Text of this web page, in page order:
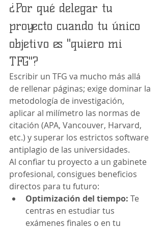
¿Por qué delegar tu
proyecto cuando tu único
objetivo es "quiero mi
TFG"?
Escribir un TFG va mucho más allá
de rellenar páginas; exige dominar la
metodología de investigación,
aplicar al milímetro las normas de
citación (APA, Vancouver, Harvard,
etc.) y superar los estrictos software
antiplagio de las universidades.
Al confiar tu proyecto a un gabinete
profesional, consigues beneficios
directos para tu futuro:
Optimización del tiempo: Te
centras en estudiar tus
exámenes finales o en tu